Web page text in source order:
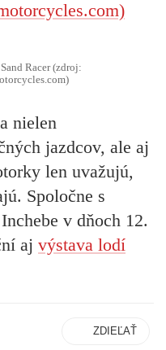
Racer (zdroj:
nielen
jazdcov, ale aj
len uvažujú,
Spoločne s
v dňoch 12.
aj výstava lodí
ZDIEĽAŤ